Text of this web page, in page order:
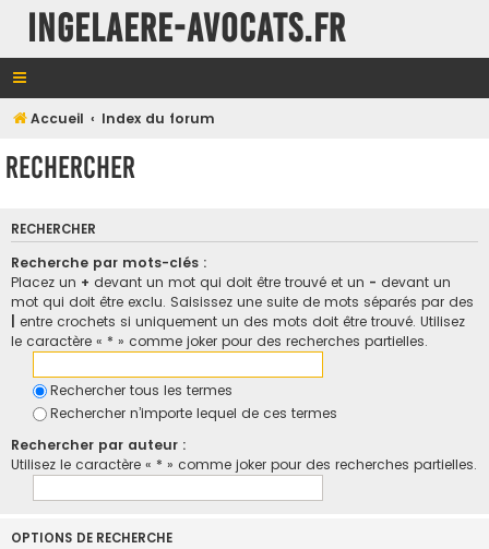
INGELAERE-AVOCATS.FR
Accueil Index du forum
Rechercher
RECHERCHER
Recherche par mots-clés :
Placez un + devant un mot qui doit être trouvé et un - devant un
mot qui doit être exclu. Saisissez une suite de mots séparés par des
entre crochets si uniquement un des mots doit être trouvé. Utilisez
le caractère « * » comme joker pour des recherches partielles.
Rechercher tous les termes
Rechercher n’importe lequel de ces termes
Rechercher par auteur :
Utilisez le caractère « * » comme joker pour des recherches partielles.
OPTIONS DE RECHERCHE